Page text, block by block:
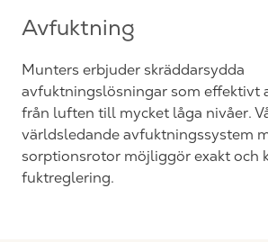
Avfuktning
Munters erbjuder skräddarsydda
avfuktningslösningar som effektivt
från luften till mycket låga nivåer.
världsledande avfuktningssystem
sorptionsrotor möjliggör exakt och
fuktreglering.